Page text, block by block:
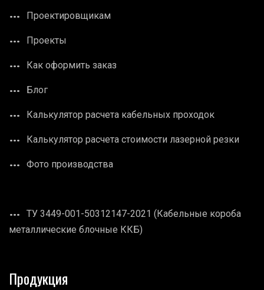
Проектировщикам
Проекты
Как оформить заказ
Блог
Калькулятор расчета кабельных проходок
Калькулятор расчета стоимости лазерной резки
Фото производства
ТУ 3449-001-50312147-2021 (Кабельные короба
металлические блочные ККБ)
Продукция